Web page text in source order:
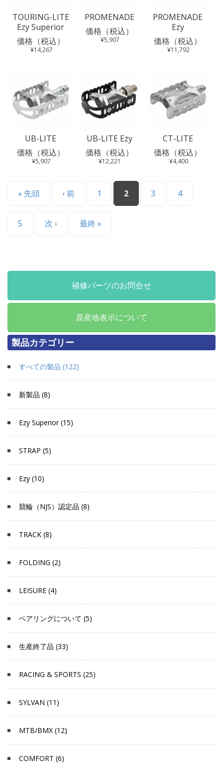
TOURING-LITE
Ezy Superior
価格（税込）
¥14,267
PROMENADE
価格（税込）
¥5,907
PROMENADE
Ezy
価格（税込）
¥11,792
UB-LITE
価格（税込）
¥5,907
UB-LITE Ezy
価格（税込）
¥12,221
CT-LITE
価格（税込）
¥4,400
ページ
« 先頭 ‹ 前 1 2 3 4
5 次 › 最終 »
補修パーツのお問合せ
原産地表示について
製品カテゴリー
すべての製品 (122)
新製品 (8)
Ezy Superior (15)
STRAP (5)
Ezy (10)
競輪（NJS）認定品 (8)
TRACK (8)
FOLDING (2)
LEISURE (4)
ベアリングについて (5)
生産終了品 (33)
RACING & SPORTS (25)
SYLVAN (11)
MTB/BMX (12)
COMFORT (6)